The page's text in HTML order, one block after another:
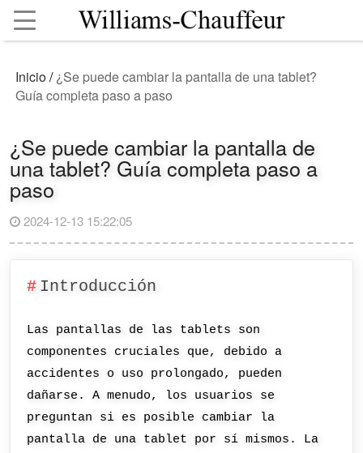
Inicio/¿Se puede cambiar la pantalla de una tablet?
Guía completa paso a paso
¿Se puede cambiar la pantalla de
una tablet? Guía completa paso a
paso
2024-12-13 15:22:05
Introducción
Las pantallas de las tablets son
componentes cruciales que, debido a
accidentes o uso prolongado, pueden
dañarse. A menudo, los usuarios se
preguntan si es posible cambiar la
pantalla de una tablet por sí mismos. La